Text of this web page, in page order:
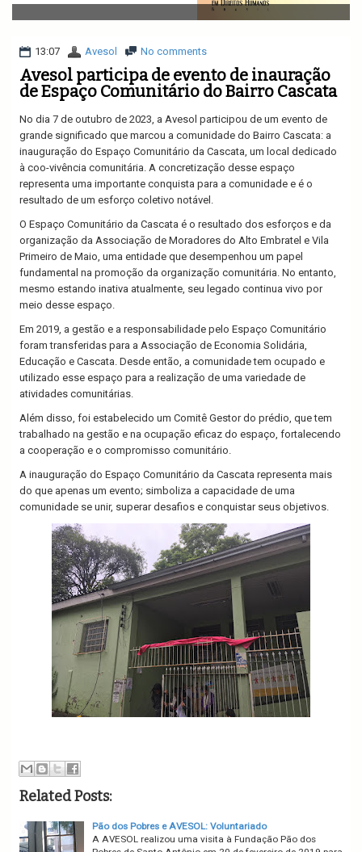
v
i
a
i
o
13:07 Avesol No comments
Avesol participa de evento de inauração
de Espaço Comunitário do Bairro Cascata
No dia 7 de outubro de 2023, a Avesol participou de um evento de
grande significado que marcou a comunidade do Bairro Cascata: a
inauguração do Espaço Comunitário da Cascata, um local dedicado
à coo-vivência comunitária. A concretização desse espaço
representa uma importante conquista para a comunidade e é o
resultado de um esforço coletivo notável.
O Espaço Comunitário da Cascata é o resultado dos esforços e da
organização da Associação de Moradores do Alto Embratel e Vila
Primeiro de Maio, uma entidade que desempenhou um papel
fundamental na promoção da organização comunitária. No entanto,
mesmo estando inativa atualmente, seu legado continua vivo por
meio desse espaço.
Em 2019, a gestão e a responsabilidade pelo Espaço Comunitário
foram transferidas para a Associação de Economia Solidária,
Educação e Cascata. Desde então, a comunidade tem ocupado e
utilizado esse espaço para a realização de uma variedade de
atividades comunitárias.
Além disso, foi estabelecido um Comitê Gestor do prédio, que tem
trabalhado na gestão e na ocupação eficaz do espaço, fortalecendo
a cooperação e o compromisso comunitário.
A inauguração do Espaço Comunitário da Cascata representa mais
do que apenas um evento; simboliza a capacidade de uma
comunidade se unir, superar desafios e conquistar seus objetivos.
Related Posts:
Pão dos Pobres e AVESOL: Voluntariado
A AVESOL realizou uma visita à Fundação Pão dos